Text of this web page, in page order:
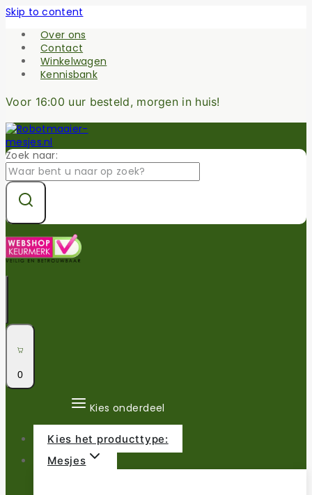
Skip to content
Over ons
Contact
Winkelwagen
Kennisbank
Voor 16:00 uur besteld, morgen in huis!
Zoek naar:
0
Kies onderdeel
Kies het producttype:
Mesjes